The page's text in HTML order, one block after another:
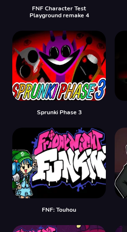
FNF Character Test
Playground remake 4
Sprunki Phase 3
FNF: Touhou